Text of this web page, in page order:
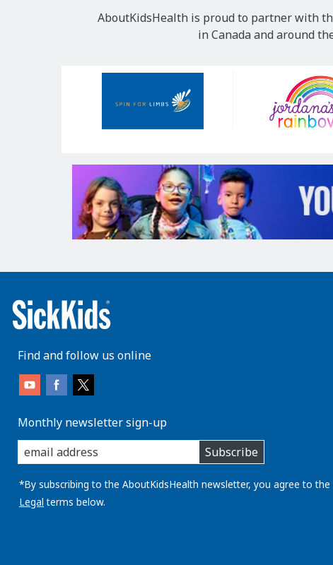
AboutKidsHealth is proud to partner with
in Canada and around
Find and follow us online
Monthly newsletter sign-up
enter
you
email
address:
Subscribe
*By subscribing to the AboutKidsHealth newsletter, you agree to the
Legal terms below.